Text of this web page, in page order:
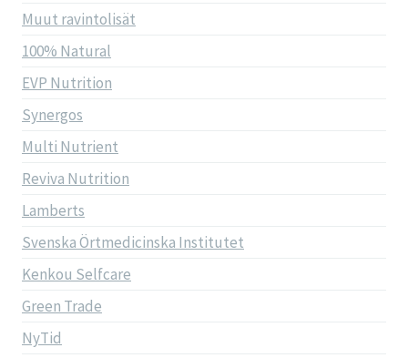
Muut ravintolisät
100% Natural
EVP Nutrition
Synergos
Multi Nutrient
Reviva Nutrition
Lamberts
Svenska Örtmedicinska Institutet
Kenkou Selfcare
Green Trade
NyTid